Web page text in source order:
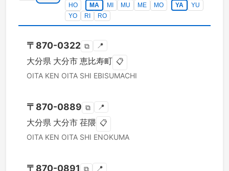
HO
MA MI MU ME MO YA
YU
YO
RI RO
〒 870-0322 ⧉ 📍
大分県 大分市 恵比寿町 📋
OITA KEN OITA SHI EBISUMACHI
〒 870-0889 ⧉ 📍
大分県 大分市 荏隈 📋
OITA KEN OITA SHI ENOKUMA
〒 870-0891 ⧉ 📍